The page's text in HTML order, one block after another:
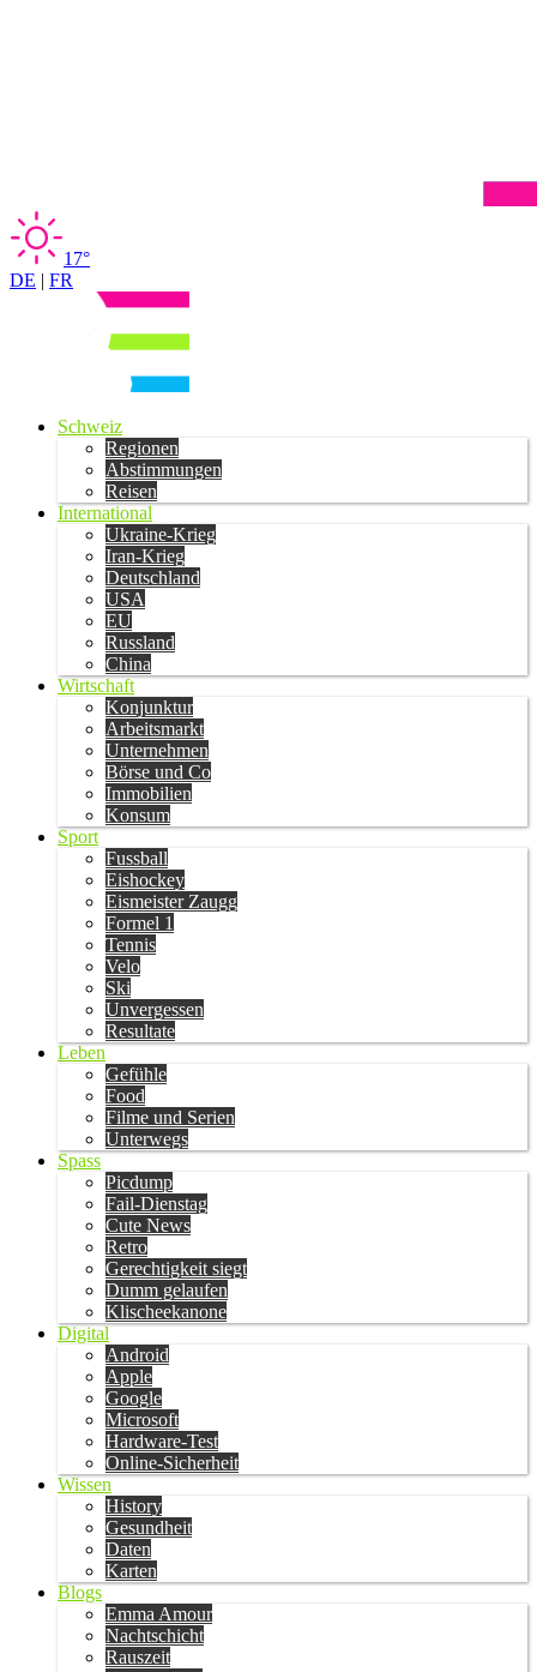
17°
DE | FR
Schweiz
Regionen
Abstimmungen
Reisen
International
Ukraine-Krieg
Iran-Krieg
Deutschland
USA
EU
Russland
China
Wirtschaft
Konjunktur
Arbeitsmarkt
Unternehmen
Börse und Co
Immobilien
Konsum
Sport
Fussball
Eishockey
Eismeister Zaugg
Formel 1
Tennis
Velo
Ski
Unvergessen
Resultate
Leben
Gefühle
Food
Filme und Serien
Unterwegs
Spass
Picdump
Fail-Dienstag
Cute News
Retro
Gerechtigkeit siegt
Dumm gelaufen
Klischeekanone
Digital
Android
Apple
Google
Microsoft
Hardware-Test
Online-Sicherheit
Wissen
History
Gesundheit
Daten
Karten
Blogs
Emma Amour
Nachtschicht
Rauszeit